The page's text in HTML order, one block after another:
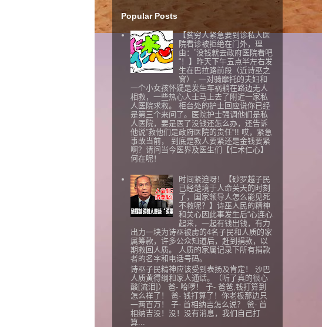
Popular Posts
【贫穷人紧急要到诊私人医
院看诊被拒绝在门外，理
由：”没钱就去政府医院看吧
“！】昨天下午五点半左右发
生在巴拉路前段（近诗巫之
窗）, 一对骑摩托的夫妇和
一个小女孩怀疑是发生车祸躺在路边无人
相救，一些热心人士马上去了附近一家私
人医院求救。 柜台处的护士回应说你已经
是第三个来问了。医院护士强调他们是私
人医院，要是医了没钱还怎么办，还告诉
他说”救他们是政府医院的责任“!! 哎，紧急
事故当前， 到底是救人要紧还是金钱要紧
啊？请问当今医界及医生们【仁术仁心】
何在呢！
时间紧迫呀！【砂罗越子民
已经楚境于人命关天的时刻
了，国家领导人怎么能见死
不救呢？】诗巫人民的精神
和关心因此事发生后“心连心
起来，一起有钱出钱，有力
出力一块为诗巫被虏的4名子民和人质的家
属筹款，许多公众知道后，赶到捐款，以
期救回人质。 人质的家属记录下所有捐款
者的名字和电话号码。
诗巫子民精神应该受到表扬及肯定！ 沙巴
人质黄得纲和家人通话。（听了真的很心
酸[流泪]） 爸- 哈啰！ 子- 爸爸,钱打算到
怎么样了！ 爸- 钱打算了！你老板那边只
一两百万！ 子- 首相纳吉怎么说？ 爸- 首
相纳吉没！没！没有消息，我们自己打
算...